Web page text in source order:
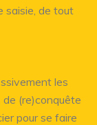
saisie, de tout
les
(re)conquête
pour se faire